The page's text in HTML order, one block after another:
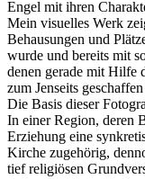
Engel mit ihren
Mein visuelles Werk
Behausungen und
wurde und bereits mit
denen gerade mit Hilfe
zum Jenseits
Die Basis dieser
In einer Region, deren
Erziehung eine
Kirche zugehörig,
tief religiösen